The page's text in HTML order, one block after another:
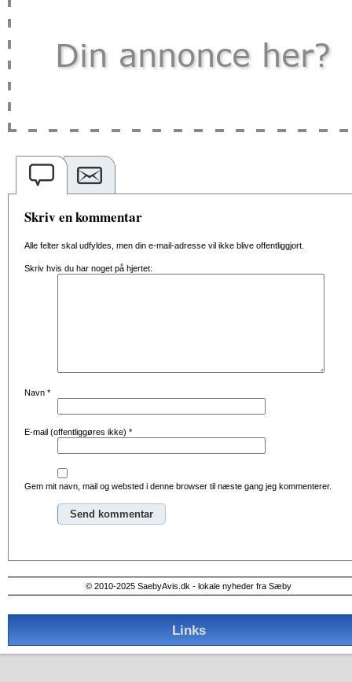
Skriv en kommentar
Alle felter skal udfyldes, men din e-mail-adresse vil ikke blive offentliggjort.
Skriv hvis du har noget på hjertet:
Navn *
E-mail (offentliggøres ikke) *
Gem mit navn, mail og websted i denne browser til næste gang jeg kommenterer.
© 2010-2025 SaebyAvis.dk - lokale nyheder fra Sæby
Links